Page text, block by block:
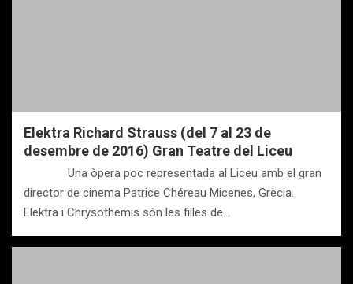
Elektra Richard Strauss (del 7 al 23 de
desembre de 2016) Gran Teatre del Liceu
Una òpera poc representada al Liceu amb el gran
director de cinema Patrice Chéreau Micenes, Grècia.
Elektra i Chrysothemis són les filles de…